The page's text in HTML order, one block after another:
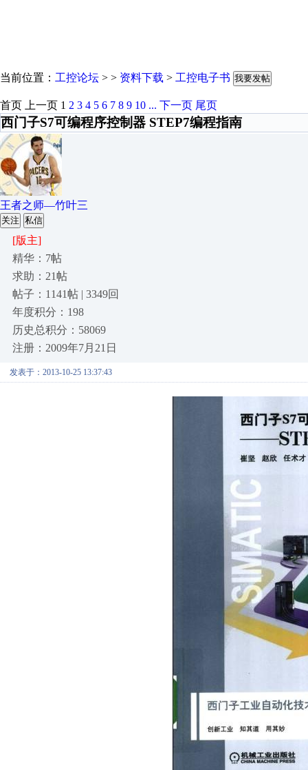
当前位置： 工控论坛 > > 资料下载 > 工控电子书 我要发帖
首页 上一页 1 2 3 4 5 6 7 8 9 10 ... 下一页 尾页
西门子S7可编程序控制器 STEP7编程指南
王者之师—竹叶三
关注 私信
[版主]
精华：7帖
求助：21帖
帖子：1141帖 | 3349回
年度积分：198
历史总积分：58069
注册：2009年7月21日
发表于：2013-10-25 13:37:43